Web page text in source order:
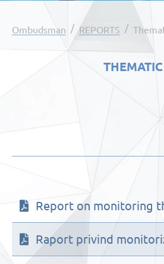
Ombudsman / REPORTS /
THEMATIC
Report on monitoring the rights of refugees in the Republic of Moldova in the
Raport privind monitorizarea drepturilor persoanelor străine refugiate pe teritoriul Republicii